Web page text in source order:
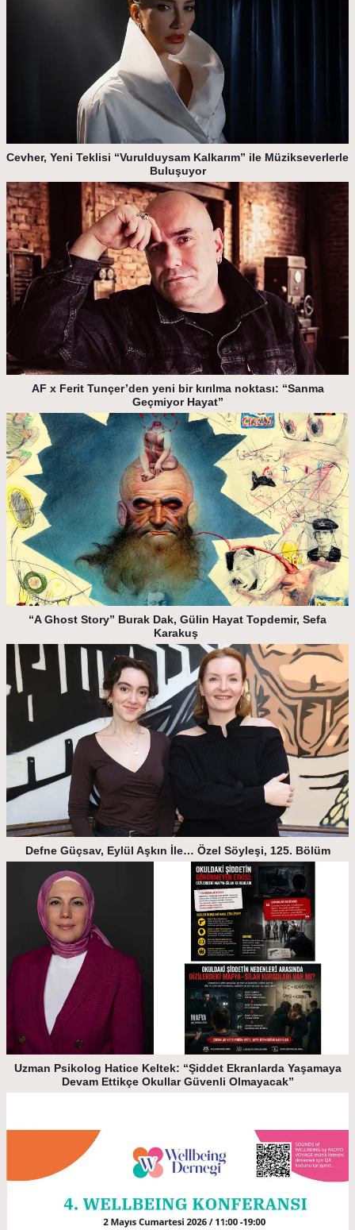
Cevher, Yeni Teklisi “Vurulduysam Kalkarım” ile Müzikseverlerle
Buluşuyor
AF x Ferit Tunçer’den yeni bir kırılma noktası: “Sanma
Geçmiyor Hayat”
“A Ghost Story” Burak Dak, Gülin Hayat Topdemir, Sefa
Karakuş
Defne Güçsav, Eylül Aşkın İle… Özel Söyleşi, 125. Bölüm
Uzman Psikolog Hatice Keltek: “Şiddet Ekranlarda Yaşamaya
Devam Ettikçe Okullar Güvenli Olmayacak”